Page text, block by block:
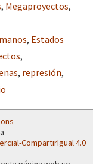
, Megaproyectos,
, Estados
,
, represión,
CompartirIgual 4.0